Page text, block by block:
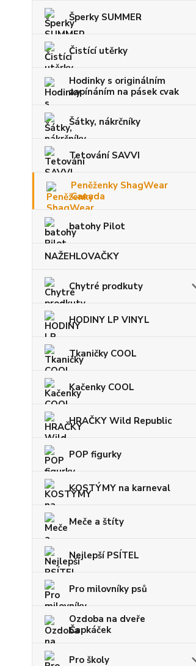
Šperky SUMMER
Čistící utěrky
Hodinky s originálním
zapínáním na pásek cvak
Šátky, nákrčníky
Tetování SAVVI
Peněženky ShagWear
Canada
batohy Pilot
NAŽEHLOVAČKY
Chytré prodkuty
HODINY LP VINYL
Tkaničky COOL
Kačenky COOL
HRAČKY Wild Republic
POP figurky
KOSTÝMY na karneval
Meče a štíty
Nejlepší PSÍTEL
Pro milovníky psů
Ozdoba na dveře
Čapkáček
Pro školy